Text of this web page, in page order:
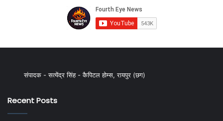
संपादक - सत्येंद्र सिंह - कैपिटल होम्स, रायपुर (छग)
Recent Posts